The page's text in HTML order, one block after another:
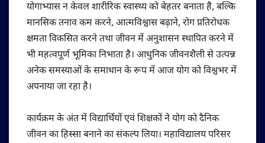
योगाभ्यास न केवल शारीरिक स्वास्थ्य को बेहतर बनाता है, बल्कि
मानसिक तनाव कम करने, आत्मविश्वास बढ़ाने, रोग प्रतिरोधक
क्षमता विकसित करने तथा जीवन में अनुशासन स्थापित करने में
भी महत्वपूर्ण भूमिका निभाता है। आधुनिक जीवनशैली से उत्पन्न
अनेक समस्याओं के समाधान के रूप में आज योग को विश्वभर में
अपनाया जा रहा है।
कार्यक्रम के अंत में विद्यार्थियों एवं शिक्षकों ने योग को दैनिक
जीवन का हिस्सा बनाने का संकल्प लिया। महाविद्यालय परिसर